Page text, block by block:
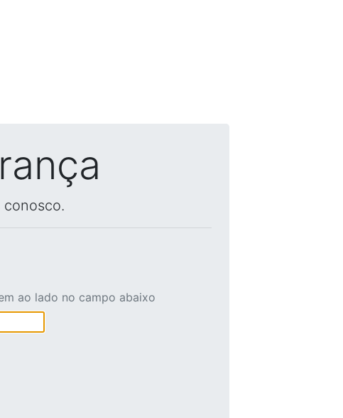
ao lado no campo abaixo